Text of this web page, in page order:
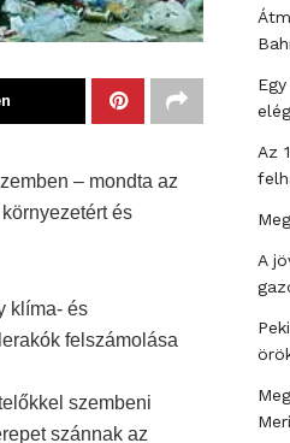
– mondta az
és
klíma- és
felszámolása
szembeni
szánnak az
Az
A